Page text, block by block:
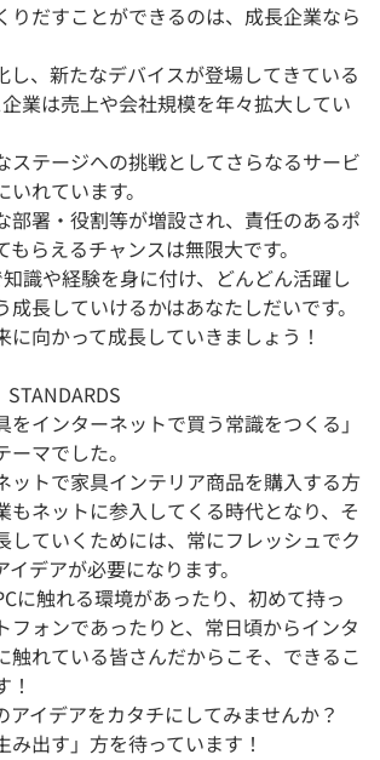
だすことができるのは、成長企業なら
し、新たなデバイスが登場してきている
業は売上や会社規模を年々拡大してい
ステージへの挑戦としてさらなるサービ
れています。
部署・役割等が増設され、責任のあるポ
らえるチャンスは無限大です。
識や経験を身に付け、どんどん活躍し
長していけるかはあなたしだいです。
に向かって成長していきましょう！
をインターネットで買う常識をつくる」
マでした。
ットで家具インテリア商品を購入する方
もネットに参入してくる時代となり、そ
していくためには、常にフレッシュでク
デアが必要になります。
に触れる環境があったり、初めて持っ
フォンであったりと、常日頃からインタ
触れている皆さんだからこそ、できるこ
アイデアをカタチにしてみませんか？
み出す」方を待っています！